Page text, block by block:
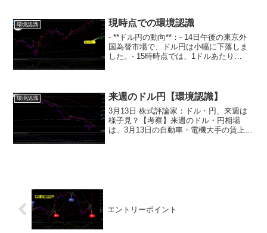
環境認識 現時点での環境認識
- **ドル円の動向**：- 14日午後の東京外
国為替市場で、ドル円は小幅に下落しま
した。- 15時時点では、1ドルあたり
環境認識 来週のドル円【環境認識】
3月13日 株式評論家：ドル・円、来週は
様子見？【考察】来週のドル・円相場
は、3月13日の自動車・電機大手の賃上げ
エントリーポイント